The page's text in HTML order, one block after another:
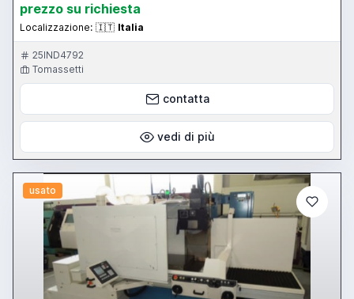
prezzo su richiesta
Localizzazione: 🇮🇹 Italia
25IND4792
Tomassetti
contatta
vedi di più
usato